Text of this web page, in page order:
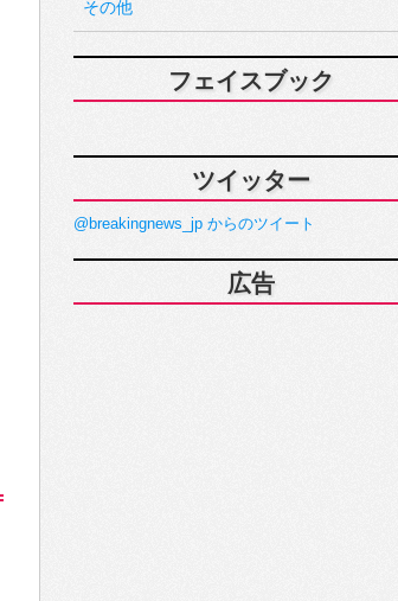
その他
フェイスブック
ツイッター
@breakingnews_jp からのツイート
広告